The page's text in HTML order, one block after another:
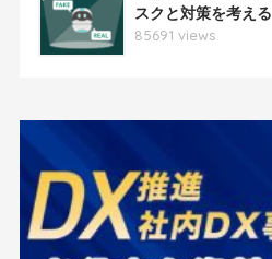
スクと対策を考える
85691 views